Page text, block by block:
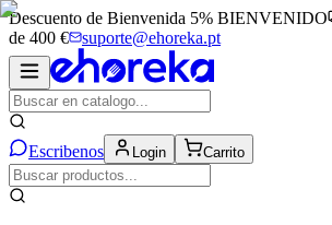
Descuento de Bienvenida 5% BIENVENIDO
de 400 €
suporte@ehoreka.pt
Escribenos Login Carrito